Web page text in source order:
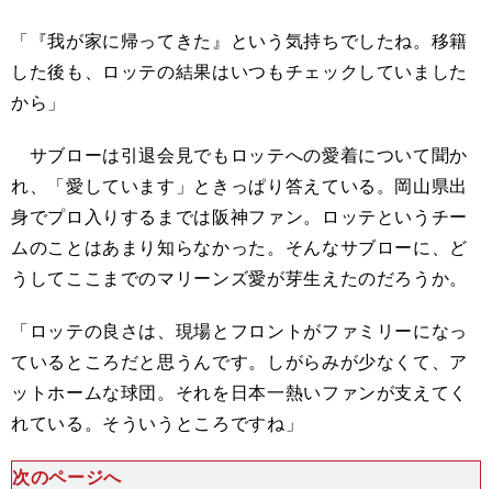
「『我が家に帰ってきた』という気持ちでしたね。移籍
した後も、ロッテの結果はいつもチェックしていました
から」
サブローは引退会見でもロッテへの愛着について聞か
れ、「愛しています」ときっぱり答えている。岡山県出
身でプロ入りするまでは阪神ファン。ロッテというチー
ムのことはあまり知らなかった。そんなサブローに、ど
うしてここまでのマリーンズ愛が芽生えたのだろうか。
「ロッテの良さは、現場とフロントがファミリーになっ
ているところだと思うんです。しがらみが少なくて、ア
ットホームな球団。それを日本一熱いファンが支えてく
れている。そういうところですね」
次のページへ